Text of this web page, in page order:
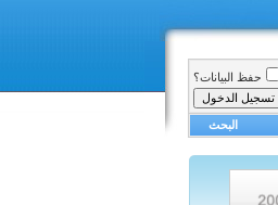
حفظ البيانات؟
البحث